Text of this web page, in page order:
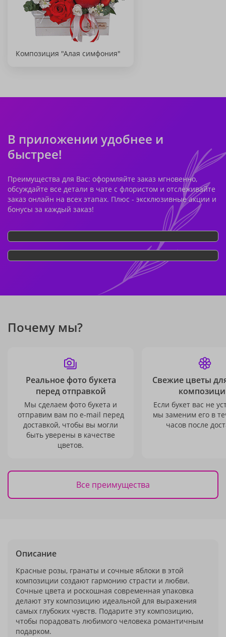
Композиция "Алая симфония"
В приложении удобнее и
быстрее!
Преимущества для Вас: оформляйте заказ мгновенно,
обсуждайте все детали в чате с флористом и отслеживайте
заказ онлайн на всех этапах. Плюс - эксклюзивные акции и
бонусы за каждый заказ!
Почему мы?
Реальное фото букета
перед отправкой
Мы сделаем фото букета и
отправим вам по e-mail перед
доставкой, чтобы вы могли
быть уверены в качестве
цветов.
Свежие цветы
Если букет вас не
мы заменим его в
часов после
Все преимущества
Описание
Красные розы, гранаты и сочные яблоки в этой
композиции создают гармонию страсти и любви.
Сочные цвета и роскошная современная упаковка
делают эту композицию идеальной для выражения
самых глубоких чувств. Подарите эту композицию,
чтобы порадовать любимого человека романтичным
подарком.